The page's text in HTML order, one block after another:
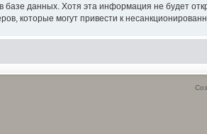
базе данных. Хотя эта информация не будет
которые могут привести к